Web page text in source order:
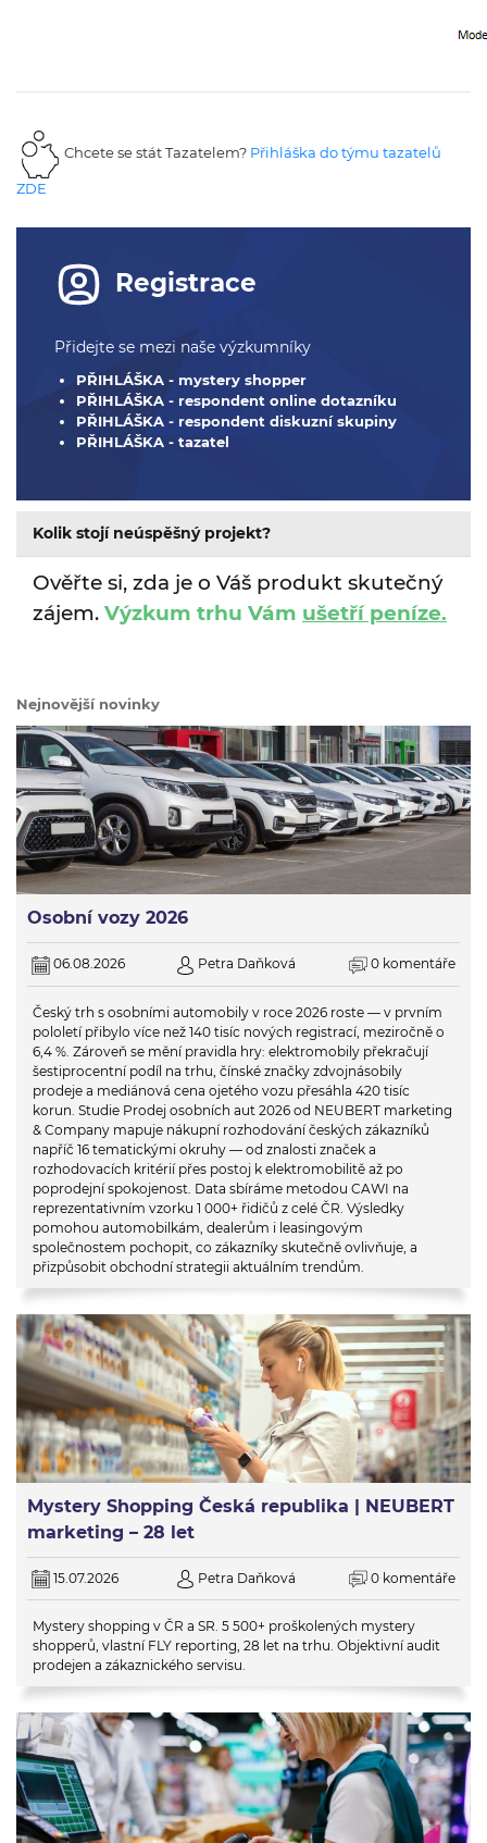
Chcete se stát Tazatelem? Přihláška do týmu tazatelů
ZDE
Registrace
Přidejte se mezi naše výzkumníky
PŘIHLÁŠKA - mystery shopper
PŘIHLÁŠKA - respondent online dotazníku
PŘIHLÁŠKA - respondent diskuzní skupiny
PŘIHLÁŠKA - tazatel
Kolik stojí neúspěšný projekt?
Ověřte si, zda je o Váš produkt skutečný
zájem. Výzkum trhu Vám ušetří peníze.
Nejnovější novinky
Osobní vozy 2026
06.08.2026 Petra Daňková 0 komentáře
Český trh s osobními automobily v roce 2026 roste — v prvním
pololetí přibylo více než 140 tisíc nových registrací, meziročně o
6,4 %. Zároveň se mění pravidla hry: elektromobily překračují
šestiprocentní podíl na trhu, čínské značky zdvojnásobily
prodeje a mediánová cena ojetého vozu přesáhla 420 tisíc
korun. Studie Prodej osobních aut 2026 od NEUBERT marketing
& Company mapuje nákupní rozhodování českých zákazníků
napříč 16 tematickými okruhy — od znalosti značek a
rozhodovacích kritérií přes postoj k elektromobilitě až po
poprodejní spokojenost. Data sbíráme metodou CAWI na
reprezentativním vzorku 1 000+ řidičů z celé ČR. Výsledky
pomohou automobilkám, dealerům i leasingovým
společnostem pochopit, co zákazníky skutečně ovlivňuje, a
přizpůsobit obchodní strategii aktuálním trendům.
Mystery Shopping Česká republika | NEUBERT
marketing – 28 let
15.07.2026 Petra Daňková 0 komentáře
Mystery shopping v ČR a SR. 5 500+ proškolených mystery
shopperů, vlastní FLY reporting, 28 let na trhu. Objektivní audit
prodejen a zákaznického servisu.